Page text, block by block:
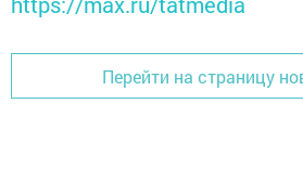
Перейти на страницу